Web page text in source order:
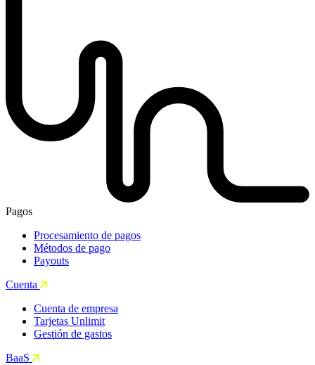
Pagos
Procesamiento de pagos
Métodos de pago
Payouts
Cuenta
Cuenta de empresa
Tarjetas Unlimit
Gestión de gastos
BaaS